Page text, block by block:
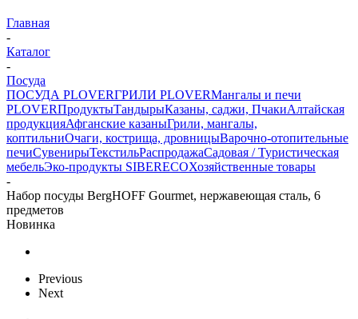
Главная
-
Каталог
-
Посуда
ПОСУДА PLOVERГРИЛИ PLOVERМангалы и печи
PLOVERПродуктыТандырыКазаны, саджи, ПчакиАлтайская
продукцияАфганские казаныГрили, мангалы,
коптильниОчаги, кострища, дровницыВарочно-отопительные
печиСувенирыТекстильРаспродажаСадовая / Туристическая
мебельЭко-продукты SIBERECOХозяйственные товары
-
Набор посуды BergHOFF Gourmet, нержавеющая сталь, 6
предметов
Новинка
Previous
Next